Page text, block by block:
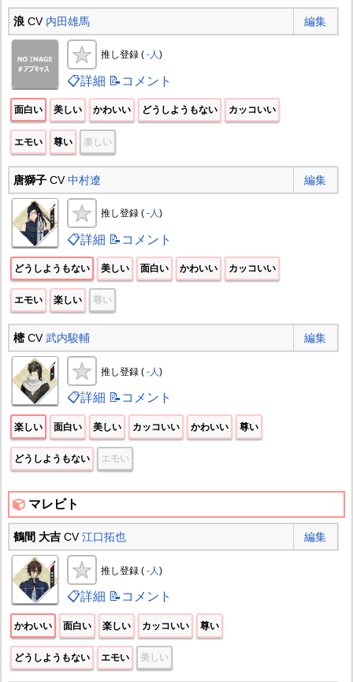
浪CV 内田雄馬 編集
推し登録 ( -人)
📋詳細 📝コメント
面白い 美しい かわいい どうしようもない カッコいい
エモい 尊い 楽しい
唐獅子CV中村遼 編集
推し登録 ( -人)
📋詳細 📝コメント
どうしようもない 美しい 面白い かわいい カッコいい
エモい 楽しい 尊い
樒CV武内駿輔 編集
推し登録 ( -人 )
📋詳細 📝コメント
楽しい 面白い 美しい カッコいい かわいい 尊い
どうしようもない エモい
マレビト
鶴間 大吉CV江口拓也 編集
推し登録 ( -人 )
📋詳細 📝コメント
かわいい 面白い 楽しい カッコいい 尊い
どうしようもない エモい 美しい